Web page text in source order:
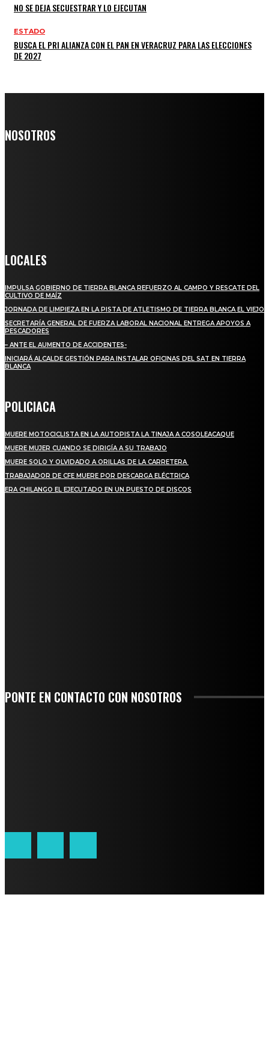
NO SE DEJA SECUESTRAR Y LO EJECUTAN
ESTADO
BUSCA EL PRI ALIANZA CON EL PAN EN VERACRUZ PARA LAS ELECCIONES
DE 2027
NOSOTROS
LOCALES
IMPULSA GOBIERNO DE TIERRA BLANCA REFUERZO AL CAMPO Y RESCATE DEL
CULTIVO DE MAÍZ
JORNADA DE LIMPIEZA EN LA PISTA DE ATLETISMO DE TIERRA BLANCA EL VIEJO
SECRETARÍA GENERAL DE FUERZA LABORAL NACIONAL ENTREGA APOYOS A
PESCADORES
– ANTE EL AUMENTO DE ACCIDENTES-
INICIARÁ ALCALDE GESTIÓN PARA INSTALAR OFICINAS DEL SAT EN TIERRA
BLANCA
POLICIACA
MUERE MOTOCICLISTA EN LA AUTOPISTA LA TINAJA A COSOLEACAQUE
MUERE MUJER CUANDO SE DIRIGÍA A SU TRABAJO
MUERE SOLO Y OLVIDADO A ORILLAS DE LA CARRETERA
TRABAJADOR DE CFE MUERE POR DESCARGA ELÉCTRICA
ERA CHILANGO EL EJECUTADO EN UN PUESTO DE DISCOS
PONTE EN CONTACTO CON NOSOTROS